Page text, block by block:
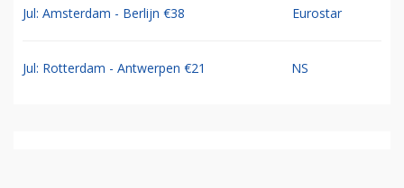
Jul: Amsterdam - Berlijn €38 Eurostar
Jul: Rotterdam - Antwerpen €21 NS